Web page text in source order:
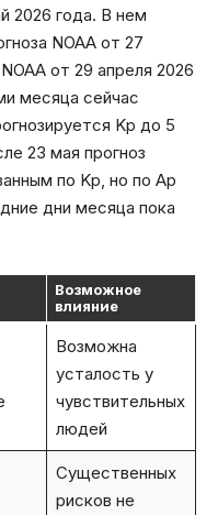
2026 года. В нем
NOAA от 27
от 29 апреля 2026
месяца сейчас
Kp до 5
23 мая прогноз
по Kp, но по Ap
дни месяца пока
Возможное
влияние
Возможна
усталость у
чувствительных
людей
Существенных
рисков не